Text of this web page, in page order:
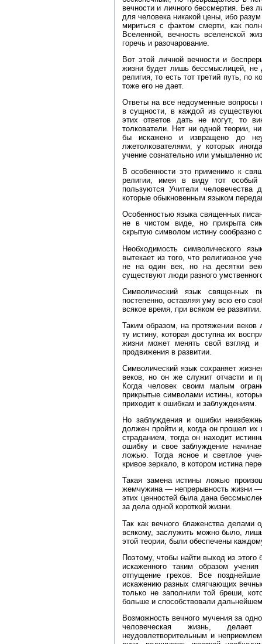
вечности и личного бессмертия. Без
для человека никакой цены, ибо
мириться с фактом смерти, как
Вселенной, вечность вселенской
горечь и разочарование.
Вот этой личной вечности и
жизни будет лишь бессмыслицей,
религия, то есть тот третий путь, по
тоже его не дает.
Ответы на все недоуменные
в сущности, в каждой из
этих ответов дать не могут, то
толкователи. Нет ни одной теории,
бы искажено и извращено до
лжетолкователями, у которых
учение сознательно или умышленно
В особенности это применимо к
религии, имея в виду тот
пользуются Учители
которые обыкновенным языком
Особенностью языка священных
не в чистом виде, но прикрыта
скрытую символом истину сообразно
Необходимость символического
вытекает из того, что религиозное
не на один век, но на десятки
существуют люди разного
Символический язык священных
постепенно, оставляя уму всю его
всякое время, при всяком ее развитии.
Таким образом, на протяжении
ту истину, которая доступна их
жизни может менять свой взгляд и
продвижения в развитии.
Символический язык сохраняет
веков, но он же служит отчасти и
Когда человек своим малым
прикрытые символами истины,
приходит к ошибкам и заблуждениям.
Но заблуждения и ошибки
должен пройти и, когда он прошел их
страданием, тогда он находит
ошибку и свое заблуждение
ложью. Тогда ясное и светлое
кривое зеркало, в котором истина
Такая замена истины ложью
жемчужина — непрерывность жизни
этих ценностей была дана
за дела одной короткой жизни.
Так как вечного блаженства делами
всякому, заслужить можно было,
этой теории, были обеспечены
Поэтому, чтобы найти выход из этого
искаженного таким образом
отпущение грехов. Все
искажению разных смягчающих
только не заполнили той бреши,
больше и способствовали
Возможность вечного мучения за
человеческая жизнь,
неудовлетворительным и